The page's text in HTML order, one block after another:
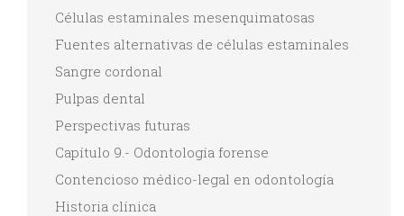
Células estaminales mesenquimatosas
Fuentes alternativas de células estaminales
Sangre cordonal
Pulpas dental
Perspectivas futuras
Capítulo 9.- Odontología forense
Contencioso médico-legal en odontología
Historia clínica